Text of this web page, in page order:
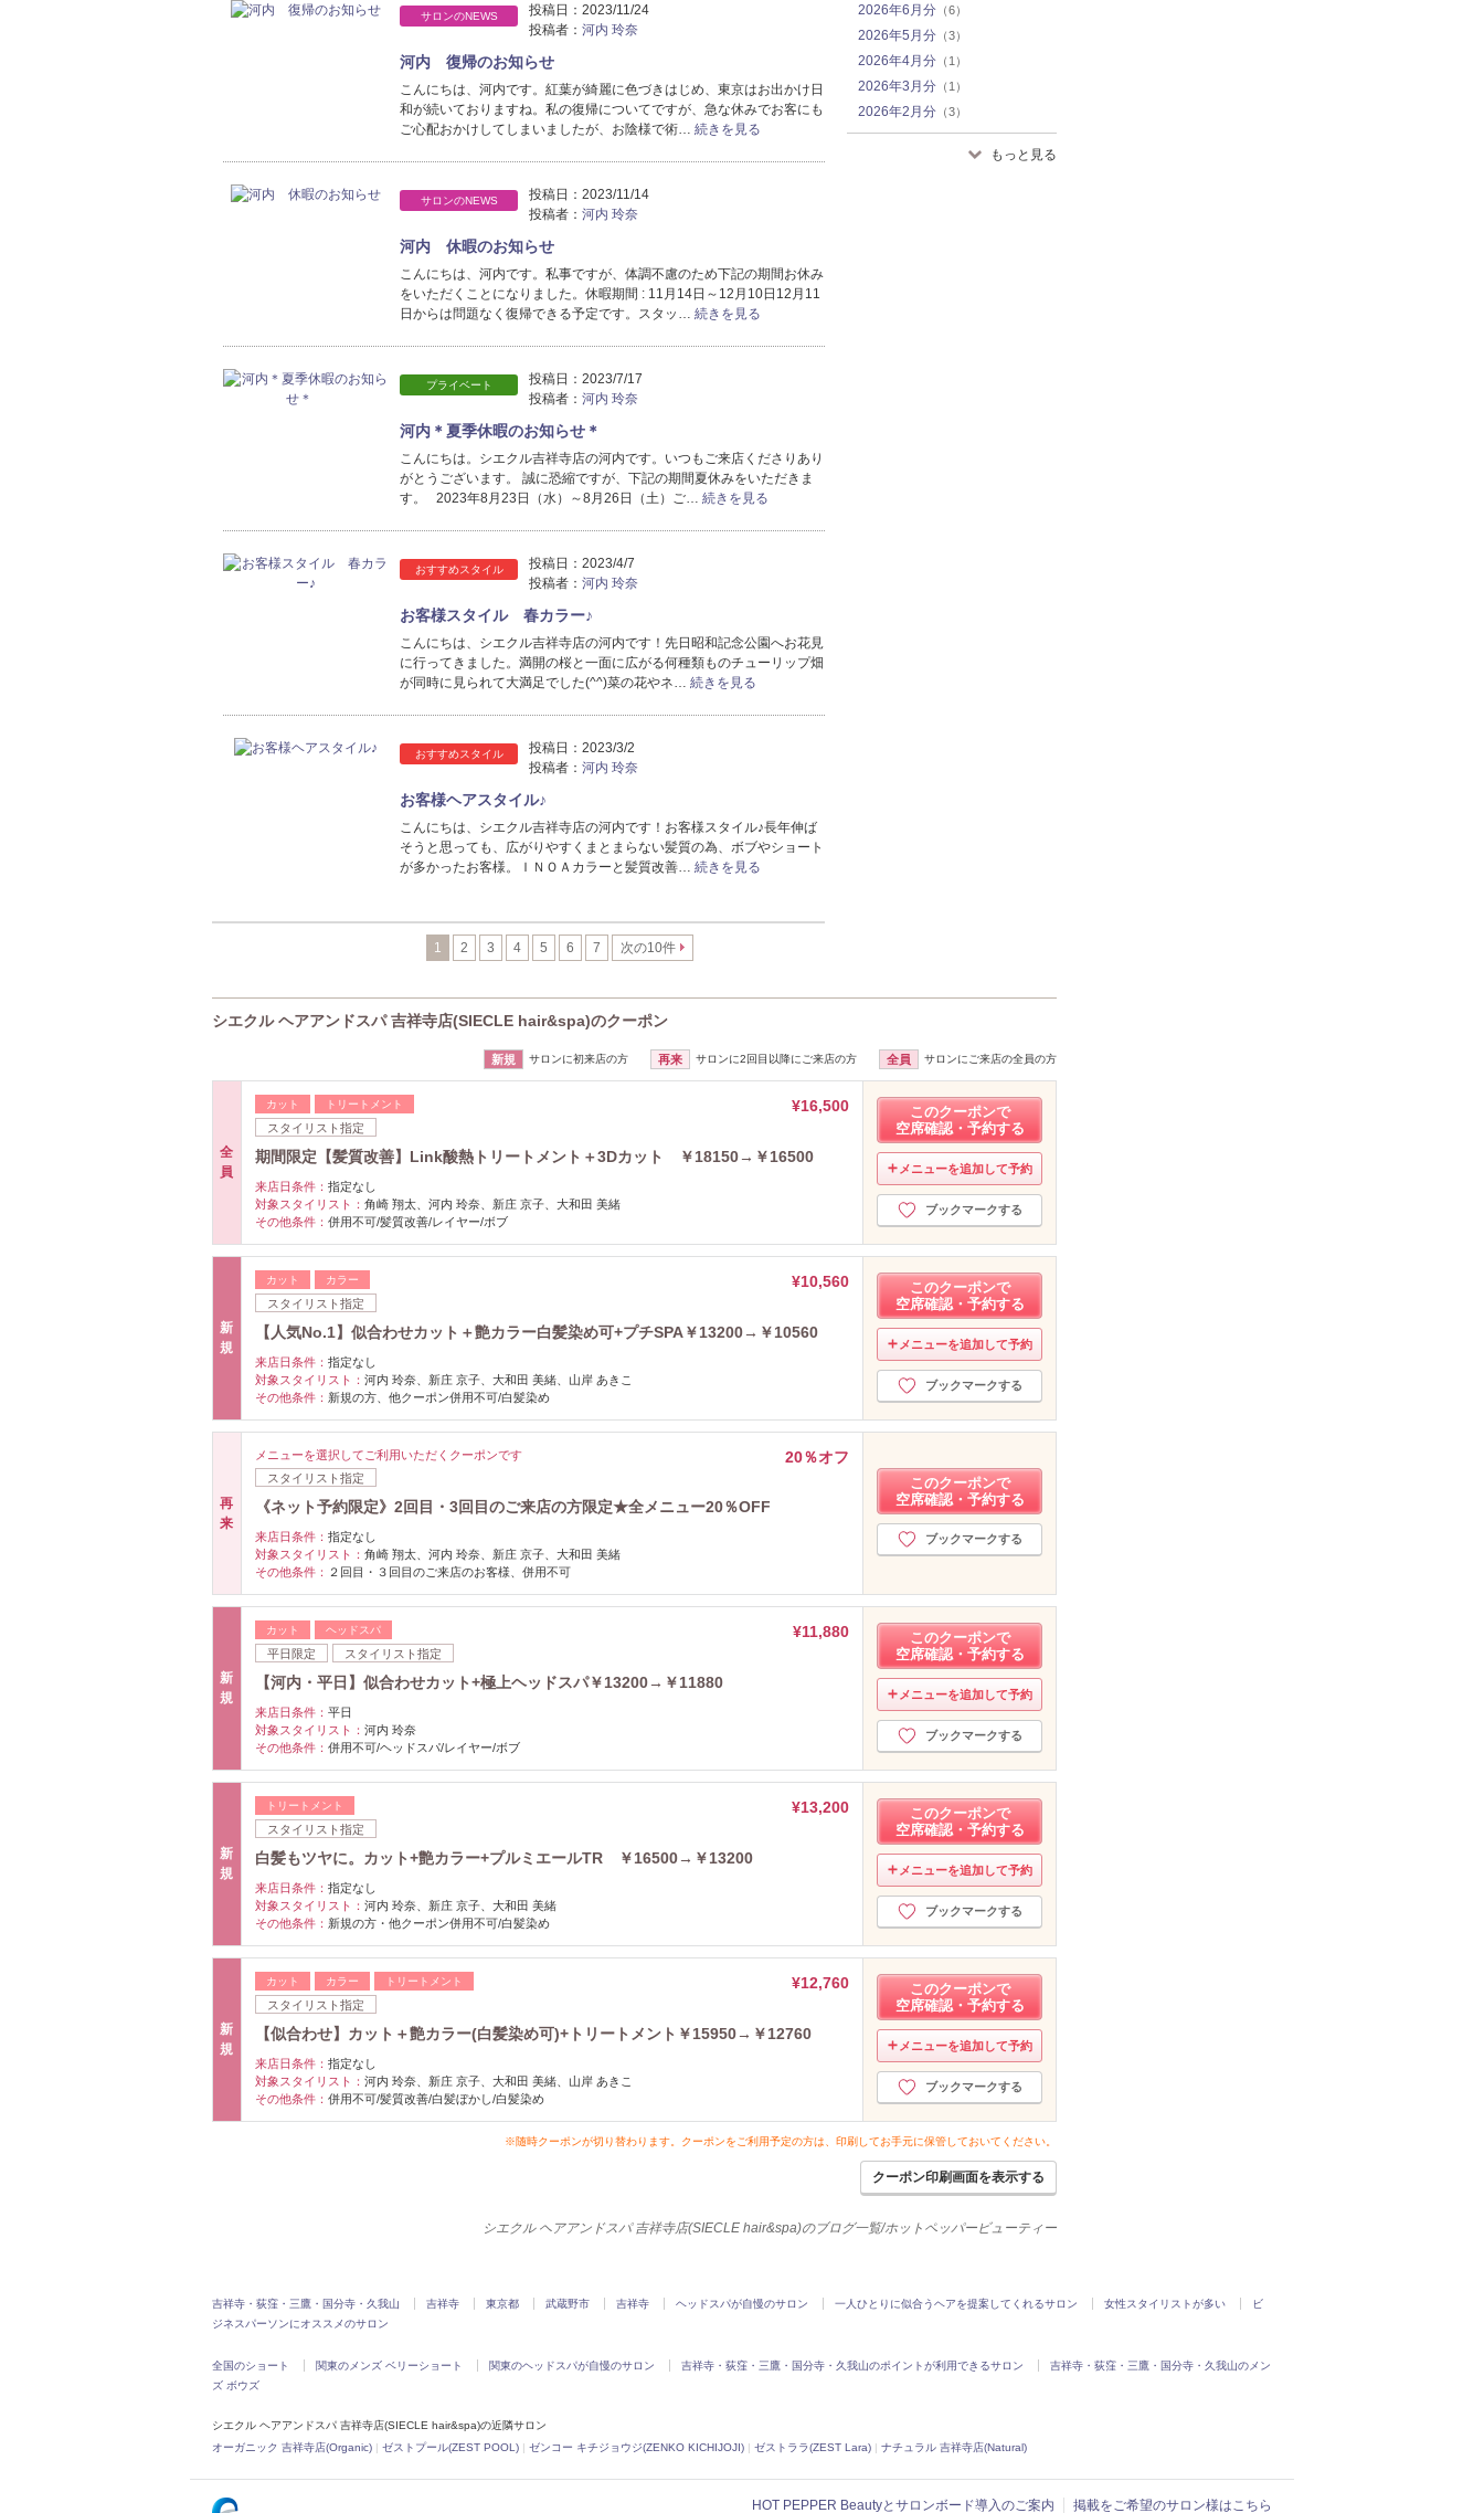
サロンのNEWS 投稿日： 2023/11/24
投稿者： 河内 玲奈
河内 復帰のお知らせ
こんにちは、河内です。紅葉が綺麗に色づきはじめ、東京はお出かけ日
和が続いておりますね。私の復帰についてですが、急な休みでお客にも
ご心配おかけしてしまいましたが、お陰様で術… 続きを見る
サロンのNEWS 投稿日： 2023/11/14
投稿者： 河内 玲奈
河内 休暇のお知らせ
こんにちは、河内です。私事ですが、体調不慮のため下記の期間お休み
をいただくことになりました。休暇期間 : 11月14日～12月10日12月11
日からは問題なく復帰できる予定です。スタッ… 続きを見る
プライベート 投稿日： 2023/7/17
投稿者： 河内 玲奈
河内＊夏季休暇のお知らせ＊
こんにちは。シエクル吉祥寺店の河内です。いつもご来店くださりあり
がとうございます。 誠に恐縮ですが、下記の期間夏休みをいただきま
す。 2023年8月23日（水）～8月26日（土）ご… 続きを見る
おすすめスタイル 投稿日： 2023/4/7
投稿者： 河内 玲奈
お客様スタイル 春カラー♪
こんにちは、シエクル吉祥寺店の河内です！先日昭和記念公園へお花見
に行ってきました。満開の桜と一面に広がる何種類ものチューリップ畑
が同時に見られて大満足でした(^^)菜の花やネ… 続きを見る
おすすめスタイル 投稿日： 2023/3/2
投稿者： 河内 玲奈
お客様ヘアスタイル♪
こんにちは、シエクル吉祥寺店の河内です！お客様スタイル♪長年伸ば
そうと思っても、広がりやすくまとまらない髪質の為、ボブやショート
が多かったお客様。ＩＮＯＡカラーと髪質改善… 続きを見る
1 2 3 4 5 6 7 次の10件
2026年6月分 （6）
2026年5月分 （3）
2026年4月分 （1）
2026年3月分 （1）
2026年2月分 （3）
2026年1月分（6）
（4）
2021年8月分（5）
2021年6月分
2021年4月分（6）
2021年3月分（5）
2021年2月分（2）
2021年1月分 （2）
2020年12月分 （3）
2020年11月分（6）
2020年10月分（3）
2020年9月分（6）
2020年8月分（5）
2020年7月分（2）
2020年6月分
2020年5月分（2）
2020年4月分（4）
2020年3月分（4）
2020年1月分（1）
2019年12月分（1）
2019年10月分（1）
2019年8月分（4）
2019年6月分（1）
2019年5月分（4）
2019年4月分（4）
2019年3月分 （5）
2019年2月分（3）
2018年12月分（2）
2018年9月分
2018年8月分（3）
2018年7月分（3）
2018年6月分 （3）
2018年5月分（3）
2018年4月分 （2）
2017年10月分（2）
2017年8月分（2）
2017年7月分 （2）
2017年6月分
2017年5月分 （1）
2016年12月分（1）
2016年7月分（1）
2016年6月分（1）
2015年12月分（2）
2015年11月分 （5）
2015年7月分 （1）
2015年3月分（1）
2014年8月分 （5）
2014年6月分 （7）
もっと見る
シエクル ヘアアンドスパ 吉祥寺店(SIECLE hair&spa)のクーポン
新規 サロンに初来店の方 再来 サロンに2回目以降にご来店の方 全員 サロンにご来店の全員の方
全
員
カット トリートメント
スタイリスト指定
¥16,500
期間限定【髪質改善】Link酸熱トリートメント＋3Dカット ￥18150→￥16500
来店日条件： 指定なし
対象スタイリスト： 角崎 翔太、河内 玲奈、新庄 京子、大和田 美緒
その他条件： 併用不可/髪質改善/レイヤー/ボブ
このクーポンで
空席確認・予約する
メニューを追加して予約
ブックマークする
新
規
カット カラー
スタイリスト指定
¥10,560
【人気No.1】似合わせカット＋艶カラー白髪染め可+プチSPA￥13200→￥10560
来店日条件： 指定なし
対象スタイリスト： 河内 玲奈、新庄 京子、大和田 美緒、山岸 あきこ
その他条件： 新規の方、他クーポン併用不可/白髪染め
このクーポンで
空席確認・予約する
メニューを追加して予約
ブックマークする
再
来
メニューを選択してご利用いただくクーポンです
スタイリスト指定
20％オフ
《ネット予約限定》2回目・3回目のご来店の方限定★全メニュー20％OFF
来店日条件： 指定なし
対象スタイリスト： 角崎 翔太、河内 玲奈、新庄 京子、大和田 美緒
その他条件：
２回目・３回目のご来店のお客様、併用不可
このクーポンで
空席確認・予約する
ブックマークする
新
規
カット ヘッドスパ
平日限定 スタイリスト指定
¥11,880
【河内・平日】似合わせカット+極上ヘッドスパ￥13200→￥11880
来店日条件： 平日
対象スタイリスト： 河内 玲奈
その他条件： 併用不可/ヘッドスパ/レイヤー/ボブ
このクーポンで
空席確認・予約する
メニューを追加して予約
ブックマークする
新
規
トリートメント
スタイリスト指定
¥13,200
白髪もツヤに。カット+艶カラー+プルミエールTR ￥16500→￥13200
来店日条件： 指定なし
対象スタイリスト： 河内 玲奈、新庄 京子、大和田 美緒
その他条件： 新規の方・他クーポン併用不可/白髪染め
このクーポンで
空席確認・予約する
メニューを追加して予約
ブックマークする
新
規
カット カラー トリートメント
スタイリスト指定
¥12,760
【似合わせ】カット＋艶カラー(白髪染め可)+トリートメント￥15950→￥12760
来店日条件： 指定なし
対象スタイリスト： 河内 玲奈、新庄 京子、大和田 美緒、山岸 あきこ
その他条件： 併用不可/髪質改善/白髪ぼかし/白髪染め
このクーポンで
空席確認・予約する
メニューを追加して予約
ブックマークする
※随時クーポンが切り替わります。クーポンをご利用予定の方は、印刷してお手元に保管しておいてください。
クーポン印刷画面を表示する
シエクル ヘアアンドスパ 吉祥寺店(SIECLE hair&spa)のブログ一覧/ホットペッパービューティー
吉祥寺・荻窪・三鷹・国分寺・久我山 吉祥寺 東京都 武蔵野市 吉祥寺 ヘッドスパが自慢のサロン 一人ひとりに似合うヘアを提案してくれるサロン 女性スタイリストが多い
ビ
ジネスパーソンにオススメのサロン
全国のショート 関東のメンズ ベリーショート 関東のヘッドスパが自慢のサロン 吉祥寺・荻窪・三鷹・国分寺・久我山のポイントが利用できるサロン
吉祥寺・荻窪・三鷹・国分寺・久我山のメン
ズ ボウズ
シエクル ヘアアンドスパ 吉祥寺店(SIECLE hair&spa)の近隣サロン
オーガニック 吉祥寺店(Organic) | ゼストプール(ZEST POOL) | ゼンコー キチジョウジ(ZENKO KICHIJOJI) | ゼストララ(ZEST Lara) | ナチュラル 吉祥寺店(Natural)
HOT PEPPER Beautyとサロンボード導入のご案内 掲載をご希望のサロン様はこちら